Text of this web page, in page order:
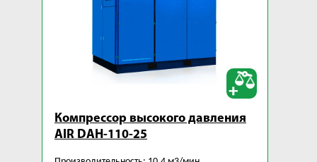
Компрессор высокого давления
AIR DAH-110-25